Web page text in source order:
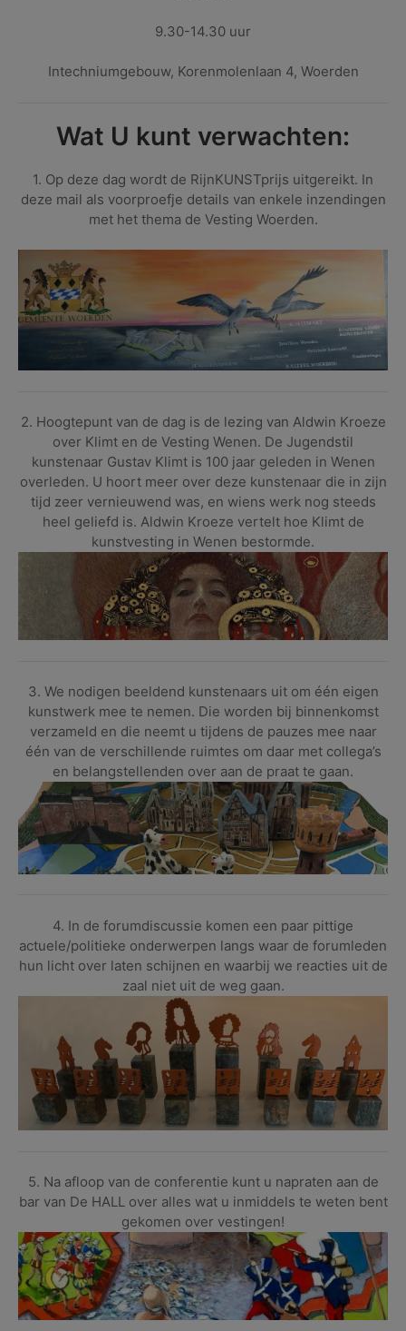
9.30-14.30 uur
Intechniumgebouw, Korenmolenlaan 4, Woerden
Wat U kunt verwachten:
1. Op deze dag wordt de RijnKUNSTprijs uitgereikt. In
deze mail als voorproefje details van enkele inzendingen
met het thema de Vesting Woerden.
2. Hoogtepunt van de dag is de lezing van Aldwin Kroeze
over Klimt en de Vesting Wenen. De Jugendstil
kunstenaar Gustav Klimt is 100 jaar geleden in Wenen
overleden. U hoort meer over deze kunstenaar die in zijn
tijd zeer vernieuwend was, en wiens werk nog steeds
heel geliefd is. Aldwin Kroeze vertelt hoe Klimt de
kunstvesting in Wenen bestormde.
3. We nodigen beeldend kunstenaars uit om één eigen
kunstwerk mee te nemen. Die worden bij binnenkomst
verzameld en die neemt u tijdens de pauzes mee naar
één van de verschillende ruimtes om daar met collega’s
en belangstellenden over aan de praat te gaan.
4. In de forumdiscussie komen een paar pittige
actuele/politieke onderwerpen langs waar de forumleden
hun licht over laten schijnen en waarbij we reacties uit de
zaal niet uit de weg gaan.
5. Na afloop van de conferentie kunt u napraten aan de
bar van De HALL over alles wat u inmiddels te weten bent
gekomen over vestingen!